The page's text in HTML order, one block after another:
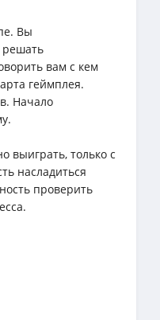
Вы
решать
вам с кем
геймплея.
Начало
выиграть, только с
насладиться
проверить